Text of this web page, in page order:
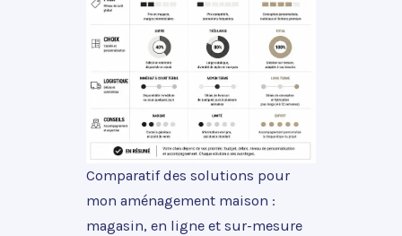
Comparatif des solutions pour
mon aménagement maison :
magasin, en ligne et sur-mesure